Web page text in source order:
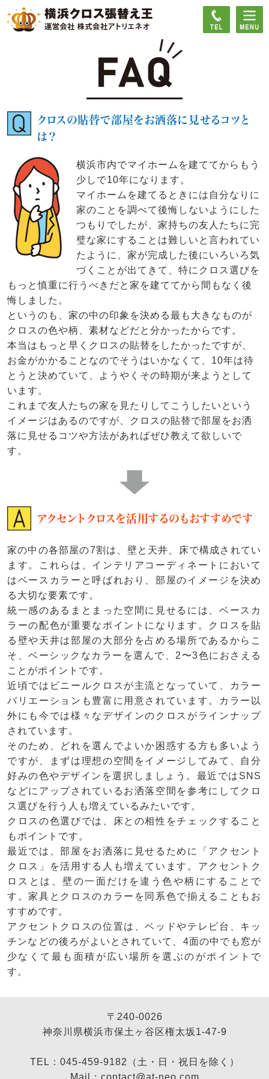
クロスの貼替で部屋をお洒落に見せるコツと
は？
横浜市内でマイホームを建ててからもう
少しで10年になります。
マイホームを建てるときには自分なりに
家のことを調べて後悔しないようにした
つもりでしたが、家持ちの友人たちに完
璧な家にすることは難しいと言われてい
たように、家が完成した後にいろいろ気
づくことが出てきて、特にクロス選びを
もっと慎重に行うべきだと家を建ててから間もなく後
悔しました。
というのも、家の中の印象を決める最も大きなものが
クロスの色や柄、素材などだと分かったからです。
本当はもっと早くクロスの貼替をしたかったですが、
お金がかかることなのでそうはいかなくて、10年は待
とうと決めていて、ようやくその時期が来ようとして
います。
これまで友人たちの家を見たりしてこうしたいという
イメージはあるのですが、クロスの貼替で部屋をお洒
落に見せるコツや方法があればぜひ教えて欲しいで
す。
アクセントクロスを活用するのもおすすめです
家の中の各部屋の7割は、壁と天井、床で構成されてい
ます。これらは、インテリアコーディネートにおいて
はベースカラーと呼ばれおり、部屋のイメージを決め
る大切な要素です。
統一感のあるまとまった空間に見せるには、ベースカ
ラーの配色が重要なポイントになります。クロスを貼
る壁や天井は部屋の大部分を占める場所であるからこ
そ、ベーシックなカラーを選んで、2〜3色におさえる
ことがポイントです。
近頃ではビニールクロスが主流となっていて、カラー
バリエーションも豊富に用意されています。カラー以
外にも今では様々なデザインのクロスがラインナップ
されています。
そのため、どれを選んでよいか困惑する方も多いよう
ですが、まずは理想の空間をイメージしてみて、自分
好みの色やデザインを選択しましょう。最近ではSNS
などにアップされているお洒落空間を参考にしてクロ
ス選びを行う人も増えているみたいです。
クロスの色選びでは、床との相性をチェックすること
もポイントです。
最近では、部屋をお洒落に見せるために「アクセント
クロス」を活用する人も増えています。アクセントク
ロスとは、壁の一面だけを違う色や柄にすることで
す。家具とクロスのカラーを同系色で揃えることもお
すすめです。
アクセントクロスの位置は、ベッドやテレビ台、キッ
チンなどの後ろがよいとされていて、4面の中でも窓が
少なくて最も面積が広い場所を選ぶのがポイントで
す。
〒240-0026
神奈川県横浜市保土ヶ谷区権太坂1-47-9
TEL：045-459-9182（土・日・祝日を除く）
Mail：contact@at-neo.com